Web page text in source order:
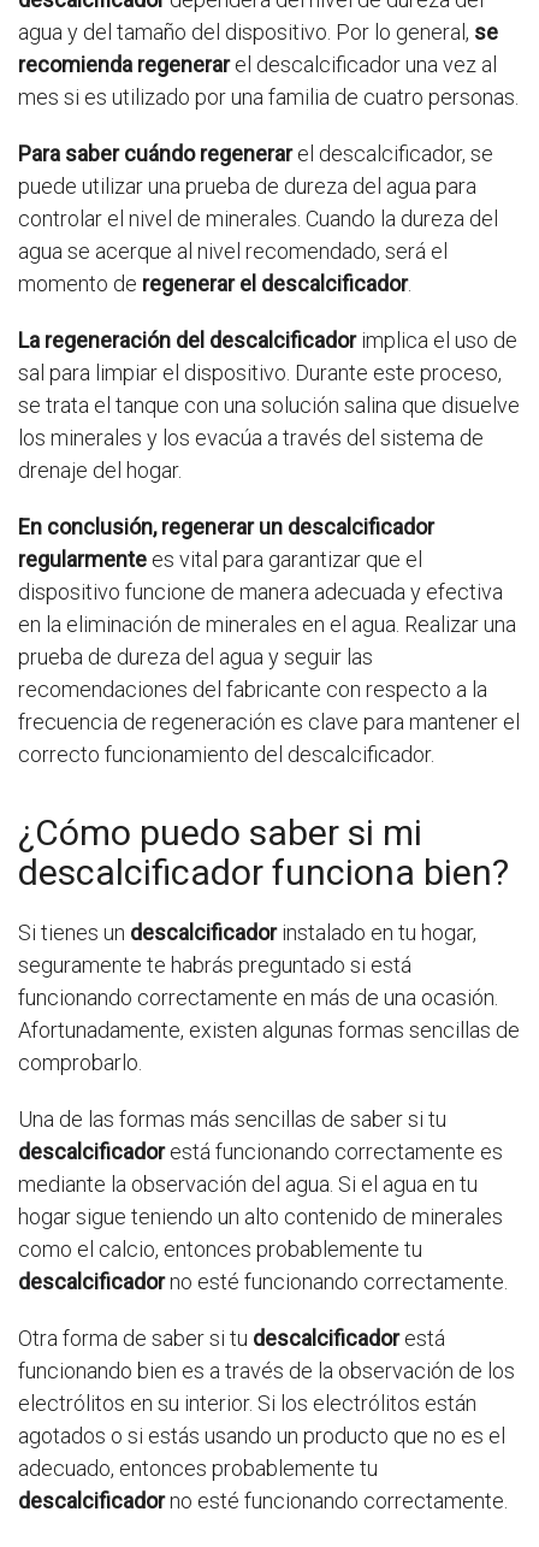
agua y del tamaño del dispositivo. Por lo general, se
recomienda regenerarel descalcificador una vez al
mes si es utilizado por una familia de cuatro personas.
Para saber cuándo regenerarel descalcificador, se
puede utilizar una prueba de dureza del agua para
controlar el nivel de minerales. Cuando la dureza del
agua se acerque al nivel recomendado, será el
momento de regenerar el descalcificador.
La regeneración del descalcificadorimplica el uso de
sal para limpiar el dispositivo. Durante este proceso,
se trata el tanque con una solución salina que disuelve
los minerales y los evacúa a través del sistema de
drenaje del hogar.
En conclusión, regenerar un descalcificador
regularmente es vital para garantizar que el
dispositivo funcione de manera adecuada y efectiva
en la eliminación de minerales en el agua. Realizar una
prueba de dureza del agua y seguir las
recomendaciones del fabricante con respecto a la
frecuencia de regeneración es clave para mantener el
correcto funcionamiento del descalcificador.
¿Cómo puedo saber si mi
descalcificador funciona bien?
Si tienes un descalcificadorinstalado en tu hogar,
seguramente te habrás preguntado si está
funcionando correctamente en más de una ocasión.
Afortunadamente, existen algunas formas sencillas de
comprobarlo.
Una de las formas más sencillas de saber si tu
descalcificadorestá funcionando correctamente es
mediante la observación del agua. Si el agua en tu
hogar sigue teniendo un alto contenido de minerales
como el calcio, entonces probablemente tu
descalcificadorno esté funcionando correctamente.
Otra forma de saber si tu descalcificadorestá
funcionando bien es a través de la observación de los
electrólitos en su interior. Si los electrólitos están
agotados o si estás usando un producto que no es el
adecuado, entonces probablemente tu
descalcificadorno esté funcionando correctamente.